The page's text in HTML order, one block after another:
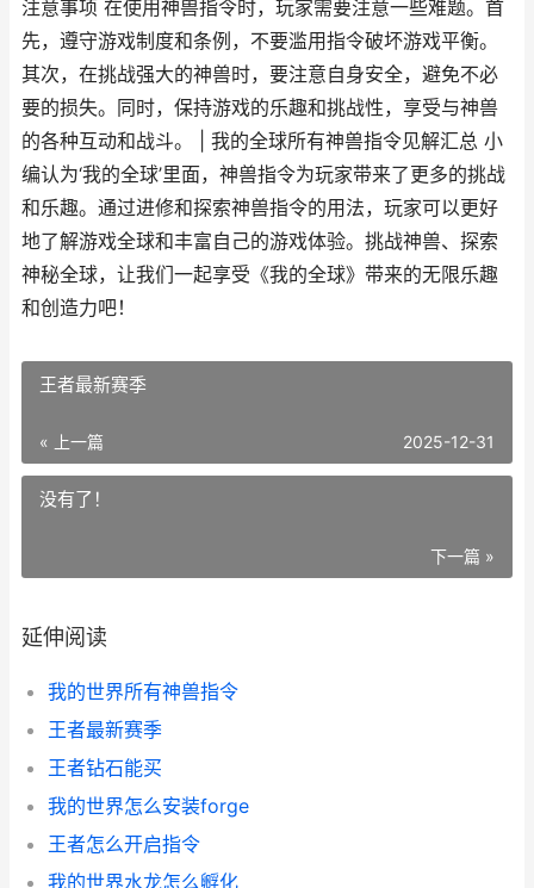
注意事项 在使用神兽指令时，玩家需要注意一些难题。首
先，遵守游戏制度和条例，不要滥用指令破坏游戏平衡。
其次，在挑战强大的神兽时，要注意自身安全，避免不必
要的损失。同时，保持游戏的乐趣和挑战性，享受与神兽
的各种互动和战斗。 | 我的全球所有神兽指令见解汇总 小
编认为‘我的全球’里面，神兽指令为玩家带来了更多的挑战
和乐趣。通过进修和探索神兽指令的用法，玩家可以更好
地了解游戏全球和丰富自己的游戏体验。挑战神兽、探索
神秘全球，让我们一起享受《我的全球》带来的无限乐趣
和创造力吧！
王者最新赛季
« 上一篇 2025-12-31
没有了！
下一篇 »
延伸阅读
我的世界所有神兽指令
王者最新赛季
王者钻石能买
我的世界怎么安装forge
王者怎么开启指令
我的世界水龙怎么孵化